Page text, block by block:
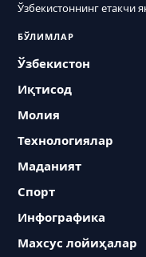
Ўзбекистоннинг етакчи
БЎЛИМЛАР
Ўзбекистон
Иқтисод
Молия
Технологиялар
Маданият
Спорт
Инфографика
Махсус лойиҳалар